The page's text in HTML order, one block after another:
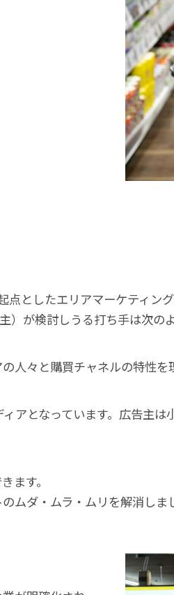
としたエリアマーケティン
が検討しうる打ち手は次の
々と購買チャネルの特性
アとなっています。広告主
ます。
ムダ・ムラ・ムリを解消しま